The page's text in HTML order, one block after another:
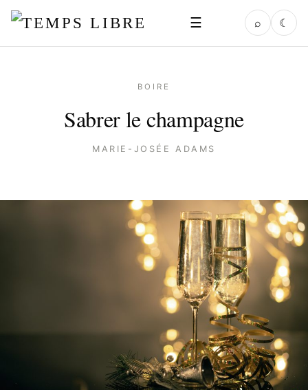
☰ ⌕ ☾
BOIRE
Sabrer le champagne
MARIE-JOSÉE ADAMS